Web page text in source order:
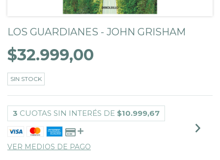
LOS GUARDIANES - JOHN GRISHAM
$32.999,00
SIN STOCK
3 CUOTAS SIN INTERÉS DE $10.999,67
VER MEDIOS DE PAGO